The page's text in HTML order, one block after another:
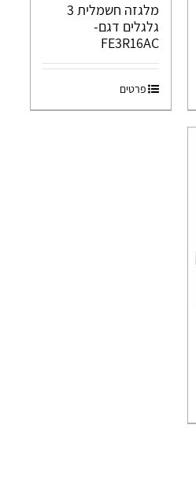
מלגזה חשמלית 3
גלגלים דגם-
FE3R16AC
פרטים